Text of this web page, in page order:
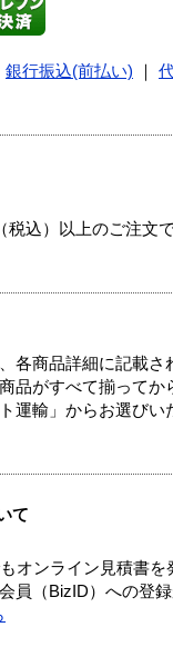
銀行振込(前払い)
込）以上のご注文
各商品詳細に記載さ
品がすべて揃ってか
運輸」からお選びい
て
オンライン見積書を
（BizID）への登録